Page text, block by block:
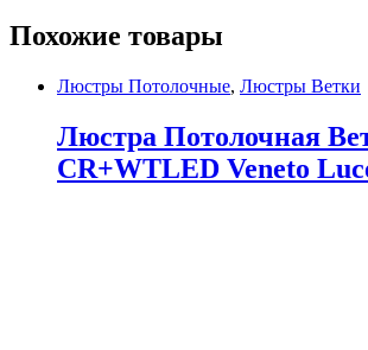
Похожие товары
Люстры Потолочные, Люстры Ветки
Люстра Потолочная
CR+WTLED Veneto